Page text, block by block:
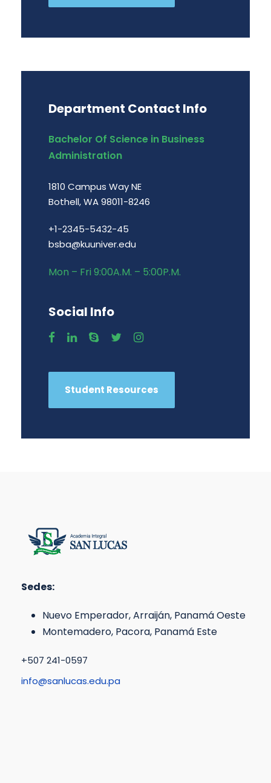
Department Contact Info
Bachelor Of Science in Business
Administration
1810 Campus Way NE
Bothell, WA 98011-8246
+1-2345-5432-45
bsba@kuuniver.edu
Mon – Fri 9:00A.M. – 5:00P.M.
Social Info
Student Resources
Sedes:
Nuevo Emperador, Arraiján, Panamá Oeste
Montemadero, Pacora, Panamá Este
+507 241-0597
info@sanlucas.edu.pa